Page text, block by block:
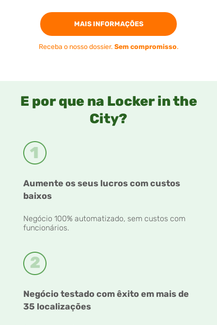
MAIS INFORMAÇÕES
Receba o nosso dossier. Sem compromisso.
E por que na Locker in the
City?
Aumente os seus lucros com custos
baixos
Negócio 100% automatizado, sem custos com
funcionários.
Negócio testado com êxito em mais de
35 localizações